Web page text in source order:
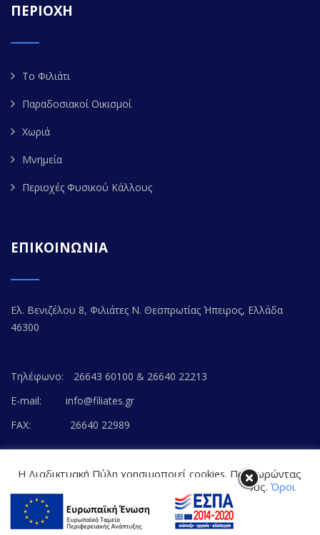
ΠΕΡΙΟΧΗ
Το Φιλιάτι
Παραδοσιακοί Οικισμοί
Χωριά
Μνημεία
Περιοχές Φυσικού Κάλλους
ΕΠΙΚΟΙΝΩΝΙΑ
Ελ. Βενιζέλου 8, Φιλιάτες Ν. Θεσπρωτίας Ήπειρος, Ελλάδα
46300
Τηλέφωνο:
26643 60100 & 26640 22213
E-mail:
info@filiates.gr
FAX:
26640 22989
© Copyright 2020. FILIATES.GR | All Rights Reserved.
Powered by
WEB-WAY
Η Διαδικτυακή Πύλη χρησιμοποιεί cookies. Προχωρώντας
στο περιεχόμενο, συναινείτε με την αποδοχή τους. Όροι
Χρήσης Ιστοτόπου
Cookie settings
ΑΠΟΔΟΧΗ